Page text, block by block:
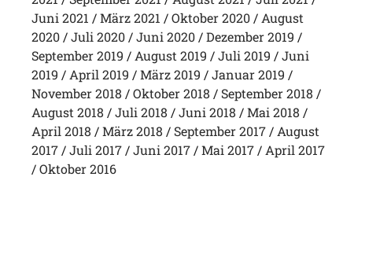
Juni 2021
März 2021 Oktober 2020
August
2020
Juli 2020 Juni 2020
Dezember 2019
September 2019
August 2019 Juli 2019
Juni
2019
April 2019 März 2019
Januar 2019
November 2018
Oktober 2018
September 2018
August 2018
Juli 2018 Juni 2018
Mai 2018
April 2018
März 2018 September 2017
August
2017
Juli 2017 Juni 2017 Mai 2017
April 2017
Oktober 2016